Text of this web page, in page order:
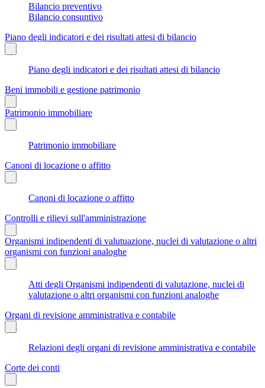
Bilancio preventivo
Bilancio consuntivo
Piano degli indicatori e dei risultati attesi di bilancio
Piano degli indicatori e dei risultati attesi di bilancio
Beni immobili e gestione patrimonio
Patrimonio immobiliare
Patrimonio immobiliare
Canoni di locazione o affitto
Canoni di locazione o affitto
Controlli e rilievi sull'amministrazione
Organismi indipendenti di valutuazione, nuclei di valutazione o altri
organismi con funzioni analoghe
Atti degli Organismi indipendenti di valutazione, nuclei di
valutazione o altri organismi con funzioni analoghe
Organi di revisione amministrativa e contabile
Relazioni degli organi di revisione amministrativa e contabile
Corte dei conti